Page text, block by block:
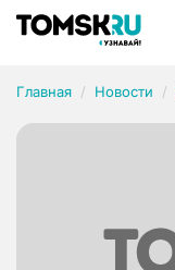
Главная Новости